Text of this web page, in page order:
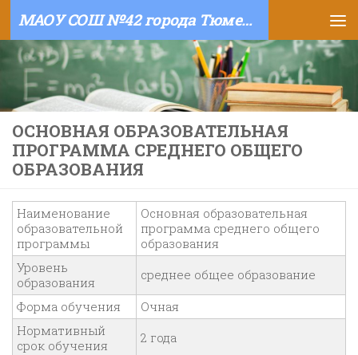
Skip to content МАОУ СОШ №42 города Тюмени
ОСНОВНАЯ ОБРАЗОВАТЕЛЬНАЯ
ПРОГРАММА СРЕДНЕГО ОБЩЕГО
ОБРАЗОВАНИЯ
Наименование
образовательной
программы
Основная образовательная
программа среднего общего
образования
Уровень
образования
среднее общее образование
Форма обучения
Очная
Нормативный
срок обучения
2 года